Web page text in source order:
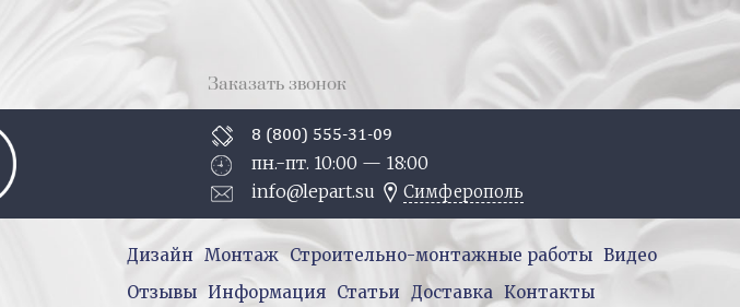
Заказать звонок
8 (800) 555-31-09
пн.-пт. 10:00 — 18:00
info@lepart.su
Симферополь
Дизайн Монтаж Строительно-монтажные работы Видео
Отзывы Информация Статьи Доставка Контакты